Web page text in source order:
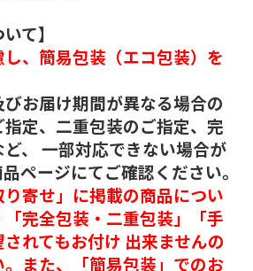
て】
、簡易包装（エコ包装）を
お届け期間が異なる場合の
定、二重包装のご指定、完
、 一部対応できない場合が
ページにてご確認ください。
寄せ」に掲載の商品につい
完全包装・二重包装」「手
れてもお付け 出来ませんの
また、「簡易包装」でのお